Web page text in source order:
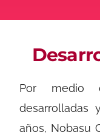
Por medio
desarrolladas
años, Nobasu